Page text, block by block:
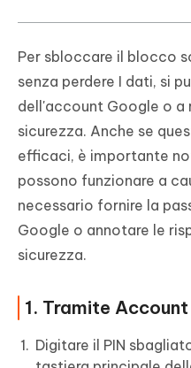
Per sbloccare il blocco
senza perdere I dati, si
dell'account Google o a
sicurezza. Anche se
efficaci, è importante
possono funzionare a
necessario fornire la
Google o annotare le
sicurezza.
1. Tramite
Digitare il PIN